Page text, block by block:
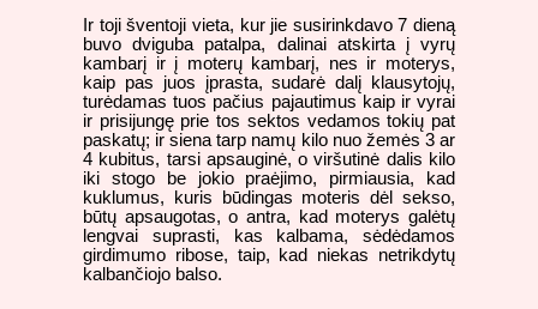
Ir toji šventoji vieta, kur jie susirinkdavo 7 dieną
buvo dviguba patalpa, dalinai atskirta į vyrų
kambarį ir į moterų kambarį, nes ir moterys,
kaip pas juos įprasta, sudarė dalį klausytojų,
turėdamas tuos pačius pajautimus kaip ir vyrai
ir prisijungę prie tos sektos vedamos tokių pat
paskatų; ir siena tarp namų kilo nuo žemės 3 ar
4 kubitus, tarsi apsauginė, o viršutinė dalis kilo
iki stogo be jokio praėjimo, pirmiausia, kad
kuklumus, kuris būdingas moteris dėl sekso,
būtų apsaugotas, o antra, kad moterys galėtų
lengvai suprasti, kas kalbama, sėdėdamos
girdimumo ribose, taip, kad niekas netrikdytų
kalbančiojo balso.